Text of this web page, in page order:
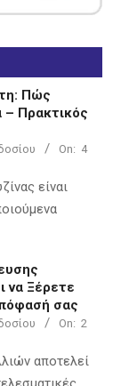
Πώς
Πρακτικός
On: 4
είναι
να Ξέρετε
σας
On: 2
αποτελεί